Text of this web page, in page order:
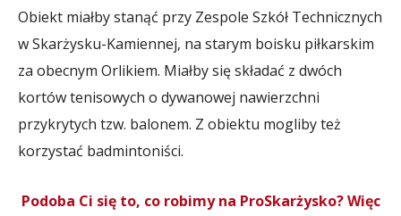
Obiekt miałby stanąć przy Zespole Szkół Technicznych
w Skarżysku-Kamiennej, na starym boisku piłkarskim
za obecnym Orlikiem. Miałby się składać z dwóch
kortów tenisowych o dywanowej nawierzchni
przykrytych tzw. balonem. Z obiektu mogliby też
korzystać badmintoniści.
Podoba Ci się to, co robimy na ProSkarżysko? Więc